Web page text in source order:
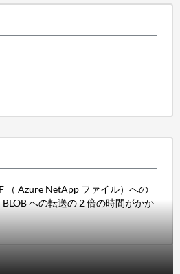
（ Azure NetApp ファイル）への
への転送の 2 倍の時間がかか